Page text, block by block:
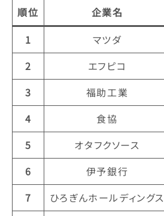
順位 企業名
1
マツダ
2
エフピコ
3
福助工業
4
食協
5
オタフクソース
6
伊予銀行
7
ひろぎんホールディングス